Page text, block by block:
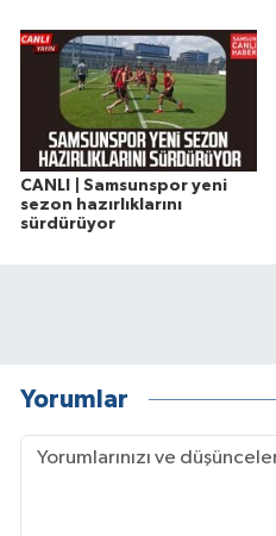
CANLI | Samsunspor yeni
sezon hazırlıklarını
sürdürüyor
Yorumlar